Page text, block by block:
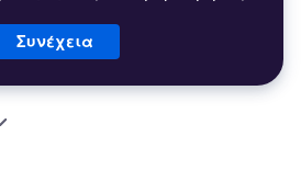
Συνέχεια